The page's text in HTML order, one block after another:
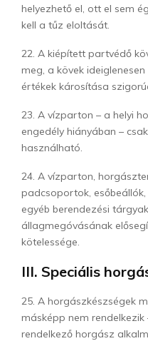
helyezhető el, ott el sem
kell a tűz eloltását.
22. A kiépített partvédő
meg, a kövek
értékek károsítása
23. A vízparton – a helyi
engedély hiányában –
használható.
24. A vízparton,
padcsoportok,
egyéb berendezési
állagmegóvásának
kötelessége.
III. Speciális
25. A horgászkészségek
másképp nem
rendelkező horgász